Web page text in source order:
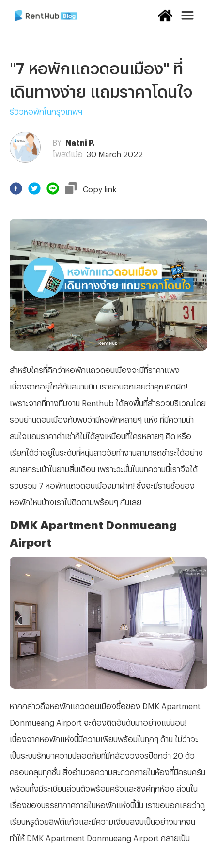
"7 หอพักแถวดอนเมือง" ที่
เดินทางง่าย แถมราคาโดนใจ
รีวิวหอพักในกรุงเทพฯ
BY
Natni P.
โพสต์เมื่อ
30 March 2022
Copy link
สำหรับใครที่คิกว่าหอพักแถวดอนเมืองจะมีที่ราคาแพง
เนื่องจากอยู่ใกล้กับสนามบิน เราขอบอกเลยว่าคุณคิดผิด!
เพราะจากที่ทางทีมงาน Renthub ได้ลงพื้นที่สำรวจบริเวณโดย
รอบย่านดอนเมืองกับพบว่ามีหอพักหลายๆ แห่ง ที่มีความน่า
สนใจแถมราคาค่าเช่าก็ไม่ได้สูงเหมือนที่ใครหลายๆ คิด หรือ
เรียกได้ว่าอยู่ในระดับที่หนุ่มสาววัยทำงานสามารถชำระได้อย่าง
สบายกระเป๋าในยามสิ้นเดือน เพราะฉะนั้นในบทความนี้เราจึงได้
รวบรวม 7 หอพักแถวดอนเมืองมาฝาก! ซึ่งจะมีรายชื่อของ
หอพักไหนบ้างเราไปติดตามพร้อมๆ กันเลย
DMK Apartment Donmueang
Airport
หากกล่าวถึงหอพักแถวดอนเมืองชื่อของ DMK Apartment
Donmueang Airport จะต้องติดอันดับมาอย่างแน่นอน!
เนื่องจากหอพักแห่งนี้มีความเพียบพร้อมในทุกๆ ด้าน ไม่ว่าจะ
เป็นระบบรักษาความปลอดภัยที่มีกล้องวงจรปิดกว่า 20 ตัว
ครอบคลุมทุกชั้น สิ่งอำนวยความสะดวกภายในห้องที่มีครบครัน
พร้อมทั้งมีระเบียนส่วนตัวพร้อมครัวและซิงค์ทุกห้อง ส่วนใน
เรื่องของบรรยากาศภายในหอพักแห่งนี้นั้น เราขอบอกเลยว่าดู
เรียบหรูด้วยลิฟต์แก้วและมีความเงียบสงบเป็นอย่างมากจน
ทำให้ DMK Apartment Donmueang Airport กลายเป็น